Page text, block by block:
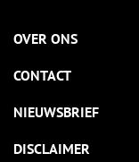
OVER ONS
CONTACT
NIEUWSBRIEF
DISCLAIMER